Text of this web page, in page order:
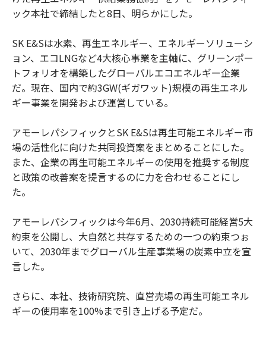
ック本社で締結したと8日、明らかにした。
SK E&Sは水素、再生エネルギー、エネルギーソリューシ
ョン、エコLNGなど4大核心事業を主軸に、グリーンポー
トフォリオを構築したグローバルエコエネルギー企業
だ。現在、国内で約3GW(ギガワット)規模の再生エネル
ギー事業を開発および運営している。
アモーレパシフィックとSK E&Sは再生可能エネルギー市
場の活性化に向けた共同投資案をまとめることにした。
また、企業の再生可能エネルギーの使用を推奨する制度
と政策の改善案を提言するのに力を合わせることにし
た。
アモーレパシフィックは今年6月、2030持続可能経営5大
約束を公開し、大自然と共存するための一つの約束つぉ
いて、2030年までグローバル生産事業場の炭素中立を宣
言した。
さらに、本社、技術研究院、直営売場の再生可能エネル
ギーの使用率を100%まで引き上げる予定だ。